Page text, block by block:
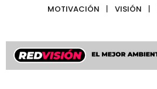
MOTIVACIÓN
VISIÓN